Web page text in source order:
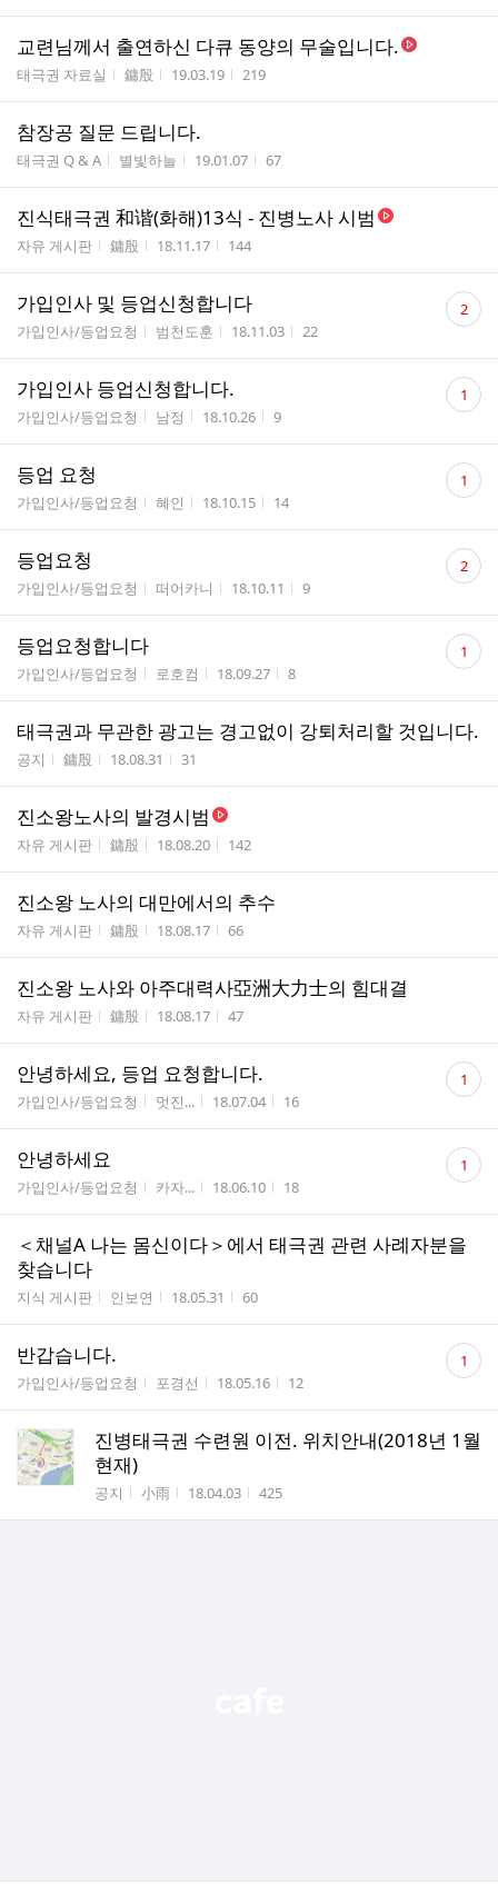
교련님께서 출연하신 다큐 동양의 무술입니다.
게시판명
태극권 자료실 작성자
鏞殷 작성시간
19.03.19 조회수
219
참장공 질문 드립니다.
게시판명
태극권 Q & A 작성자
별빛하늘 작성시간
19.01.07 조회수
67
진식태극권 和谐(화해)13식 - 진병노사 시범
게시판명
자유 게시판 작성자
鏞殷 작성시간
18.11.17 조회수
144
가입인사 및 등업신청합니다
게시판명
가입인사/등업요청 작성자
범천도훈 작성시간
18.11.03 조회수
22
댓
글 2
가입인사 등업신청합니다.
게시판명
가입인사/등업요청 작성자
남정 작성시간
18.10.26 조회수
9
댓
글 1
등업 요청
게시판명
가입인사/등업요청 작성자
혜인 작성시간
18.10.15 조회수
14
댓
글 1
등업요청
게시판명
가입인사/등업요청 작성자
떠어카니 작성시간
18.10.11 조회수
9
댓
글 2
등업요청합니다
게시판명
가입인사/등업요청 작성자
로호컴 작성시간
18.09.27 조회수
8
댓
글 1
태극권과 무관한 광고는 경고없이 강퇴처리할 것입니다.
게시판명
공지 작성자
鏞殷 작성시간
18.08.31 조회수
31
진소왕노사의 발경시범
게시판명
자유 게시판 작성자
鏞殷 작성시간
18.08.20 조회수
142
진소왕 노사의 대만에서의 추수
게시판명
자유 게시판 작성자
鏞殷 작성시간
18.08.17 조회수
66
진소왕 노사와 아주대력사亞洲大力士의 힘대결
게시판명
자유 게시판 작성자
鏞殷 작성시간
18.08.17 조회수
47
안녕하세요, 등업 요청합니다.
게시판명
가입인사/등업요청 작성자
멋진... 작성시간
18.07.04 조회수
16
댓
글 1
안녕하세요
게시판명
가입인사/등업요청 작성자
카자... 작성시간
18.06.10 조회수
18
댓
글 1
＜채널A 나는 몸신이다＞에서 태극권 관련 사례자분을
찾습니다
게시판명
지식 게시판 작성자
인보연 작성시간
18.05.31 조회수
60
반갑습니다.
게시판명
가입인사/등업요청 작성자
포경선 작성시간
18.05.16 조회수
12
댓
글 1
진병태극권 수련원 이전. 위치안내(2018년 1월
현재)
게시판명
공지 작성자
小雨 작성시간
18.04.03 조회수
425